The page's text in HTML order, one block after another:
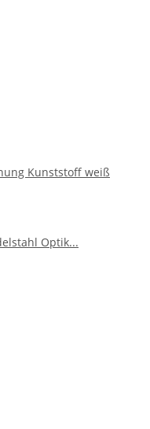
Kunststoff weiß